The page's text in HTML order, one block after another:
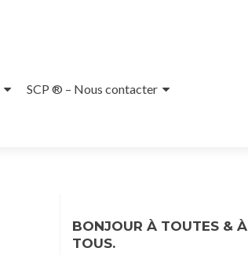
SCP ® – Nous contacter
BONJOUR À TOUTES & À
TOUS.